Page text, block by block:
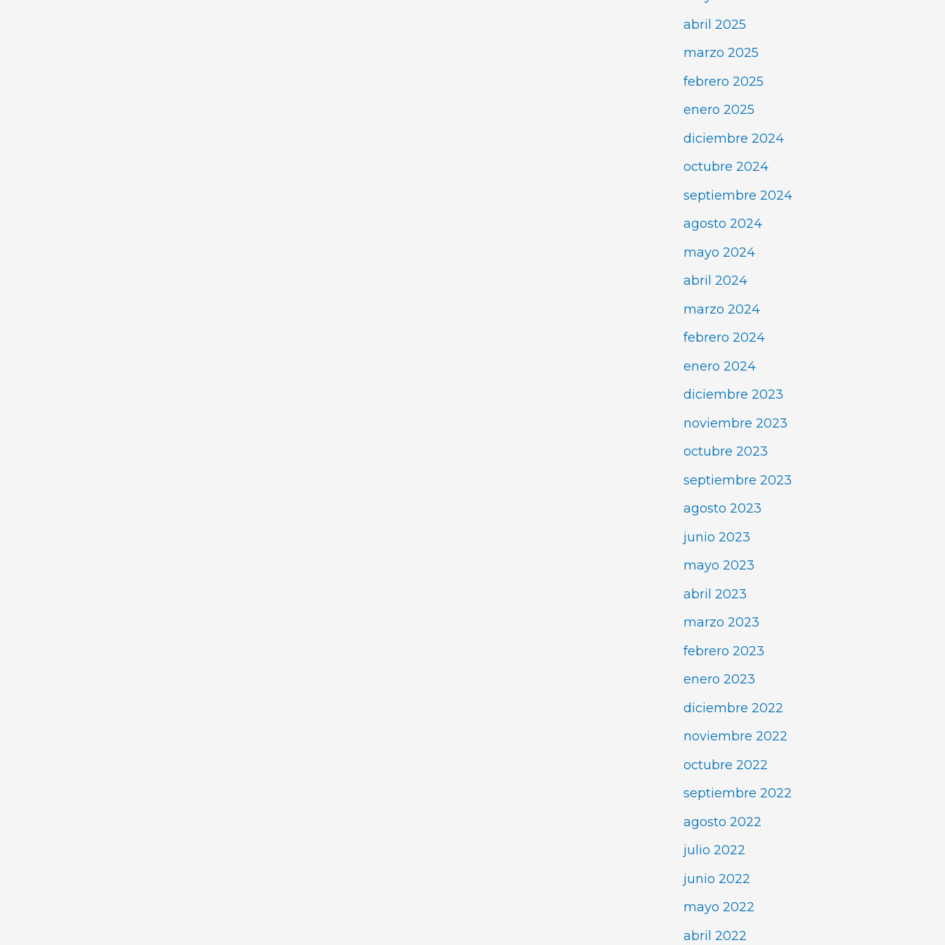
abril 2025
marzo 2025
febrero 2025
enero 2025
diciembre 2024
octubre 2024
septiembre 2024
agosto 2024
mayo 2024
abril 2024
marzo 2024
febrero 2024
enero 2024
diciembre 2023
noviembre 2023
octubre 2023
septiembre 2023
agosto 2023
junio 2023
mayo 2023
abril 2023
marzo 2023
febrero 2023
enero 2023
diciembre 2022
noviembre 2022
octubre 2022
septiembre 2022
agosto 2022
julio 2022
junio 2022
mayo 2022
abril 2022